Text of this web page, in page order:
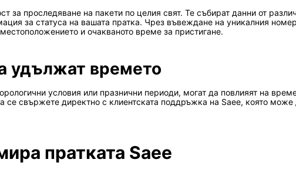
за проследяване на пакети по целия свят. Те събират данни от
за статуса на вашата пратка. Чрез въвеждане на уникалния
и очакваното време за пристигане.
удължат времето
условия или празнични периоди, могат да повлияят на
се свържете директно с клиентската поддръжка на Saee, която
пратката Saee